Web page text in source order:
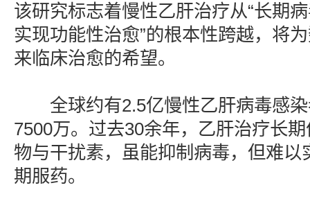
该研究标志着慢性乙肝治疗从“长期
实现功能性治愈”的根本性跨越，将
来临床治愈的希望。
全球约有2.5亿慢性乙肝病毒感染
7500万。过去30余年，乙肝治疗长
物与干扰素，虽能抑制病毒，但难以
期服药。